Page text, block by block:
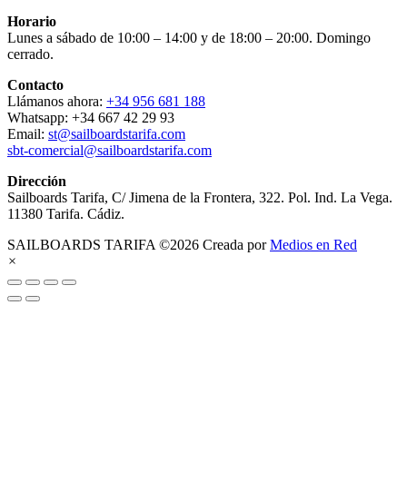
Horario
Lunes a sábado de 10:00 – 14:00 y de 18:00 – 20:00. Domingo
cerrado.
Contacto
Llámanos ahora: +34 956 681 188
Whatsapp: +34 667 42 29 93
Email: st@sailboardstarifa.com
sbt-comercial@sailboardstarifa.com
Dirección
Sailboards Tarifa, C/ Jimena de la Frontera, 322. Pol. Ind. La Vega.
11380 Tarifa. Cádiz.
SAILBOARDS TARIFA ©2026 Creada porMedios en Red
×